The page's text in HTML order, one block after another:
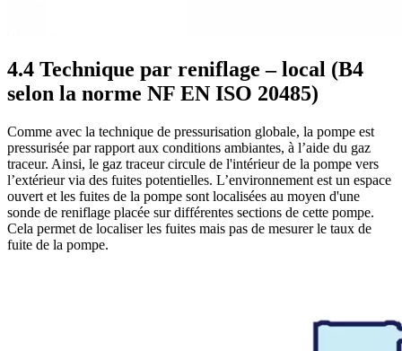
4.4 Technique par reniflage – local (B4
selon la norme NF EN ISO 20485)
Comme avec la technique de pressurisation globale, la pompe est
pressurisée par rapport aux conditions ambiantes, à l’aide du gaz
traceur. Ainsi, le gaz traceur circule de l'intérieur de la pompe vers
l’extérieur via des fuites potentielles. L’environnement est un espace
ouvert et les fuites de la pompe sont localisées au moyen d'une
sonde de reniflage placée sur différentes sections de cette pompe.
Cela permet de localiser les fuites mais pas de mesurer le taux de
fuite de la pompe.